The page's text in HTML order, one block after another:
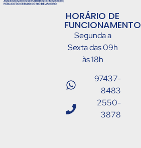
HORÁRIO DE
Segunda a
Sexta das 09h
às 18h
97437-
8483
2550-
3878